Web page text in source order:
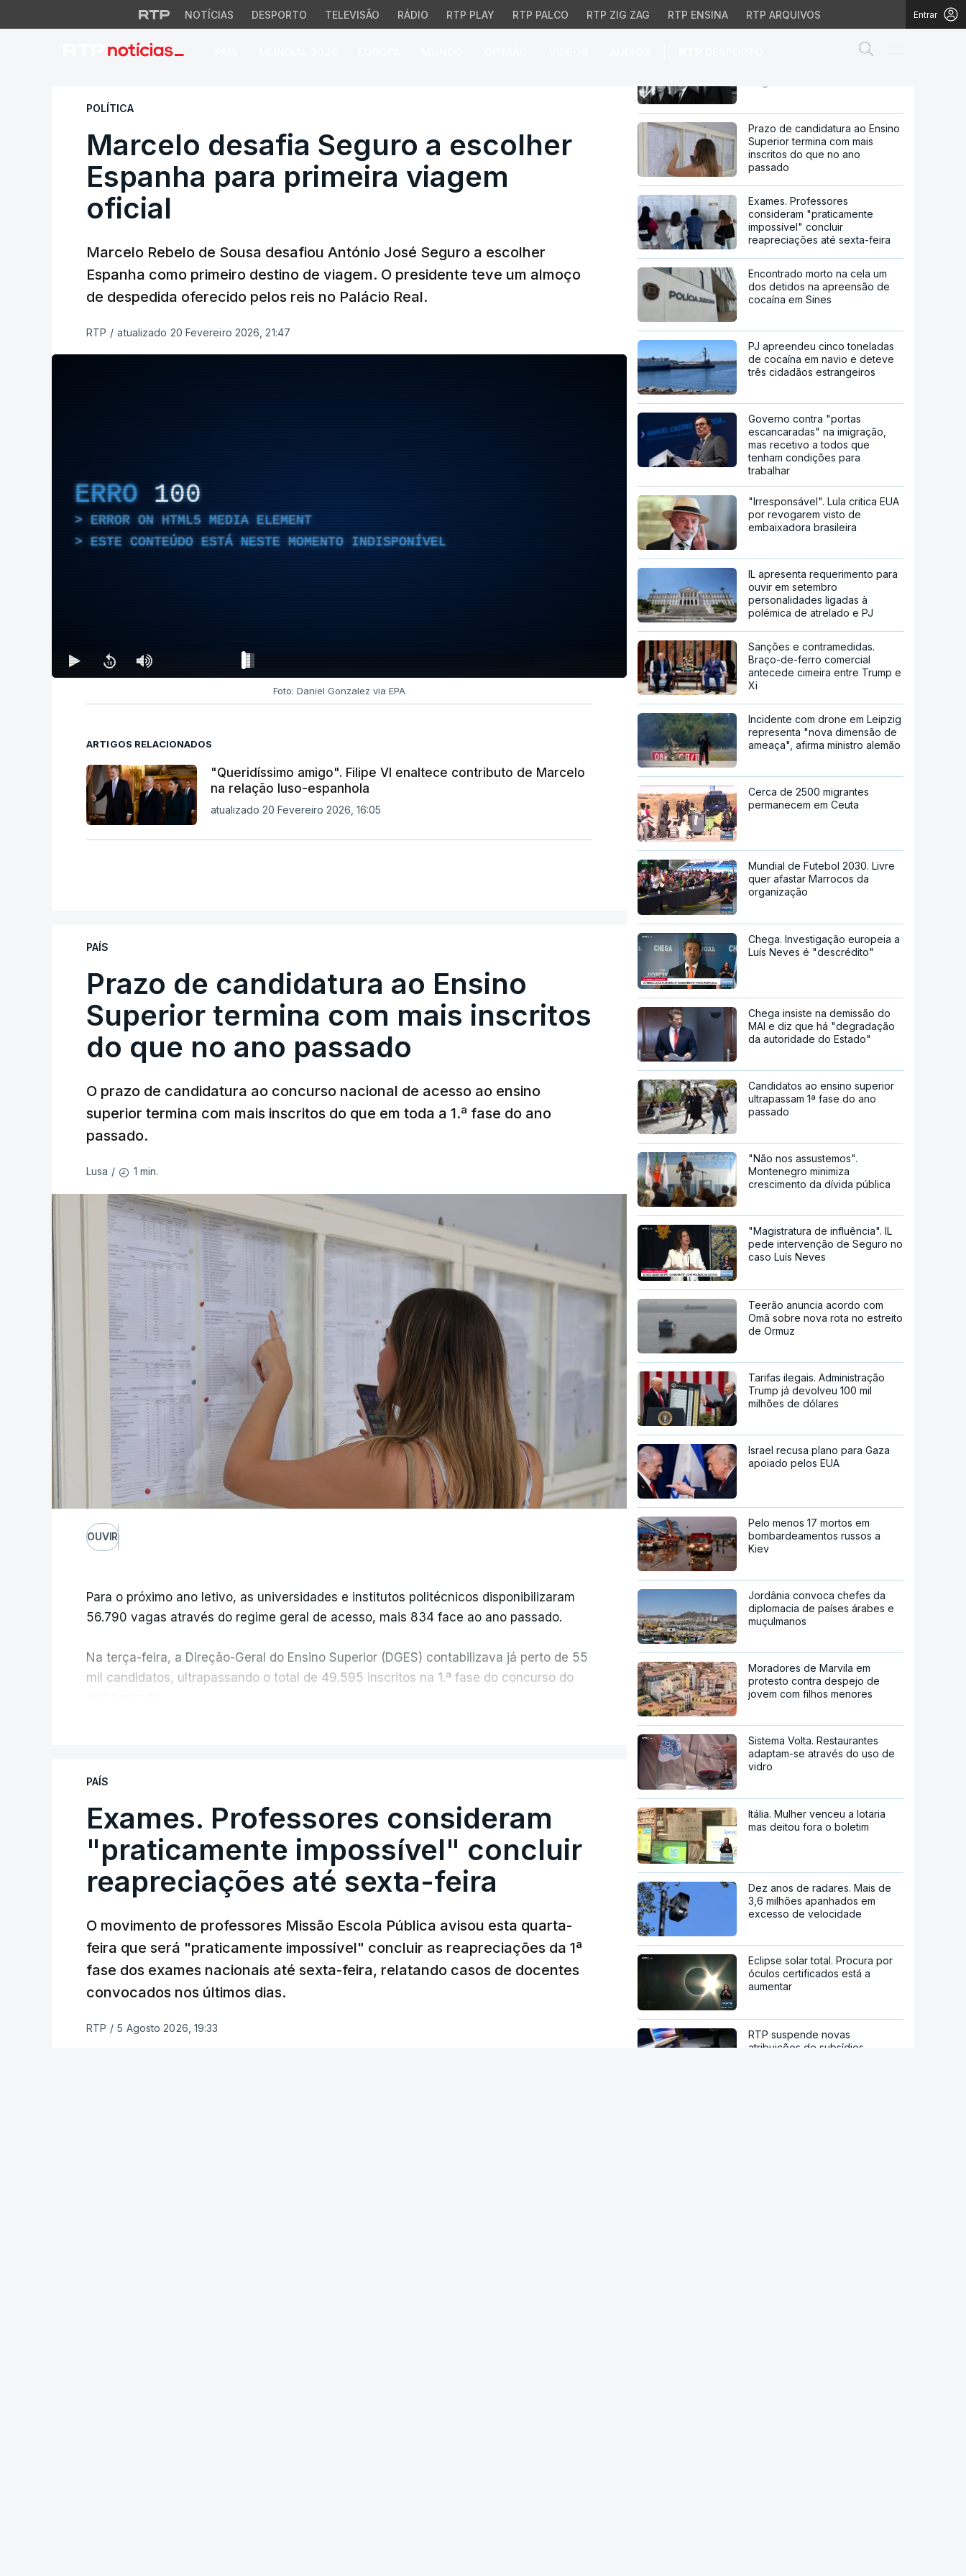
NOTÍCIAS DESPORTO TELEVISÃO RÁDIO RTP PLAY RTP PALCO RTP ZIG ZAG RTP ENSINA RTP ARQUIVOS Entrar
Marcelo desafia Seguro a escolher Espanha para primeira
POLÍTICA
Marcelo desafia Seguro a escolher
Espanha para primeira viagem
oficial
Marcelo Rebelo de Sousa desafiou António José Seguro a escolher
Espanha como primeiro destino de viagem. O presidente teve um almoço
de despedida oferecido pelos reis no Palácio Real.
RTP / atualizado 20 Fevereiro 2026, 21:47
ERRO 100
ERROR ON HTML5 MEDIA ELEMENT
ESTE CONTEÚDO ESTÁ NESTE MOMENTO INDISPONÍVEL
Foto: Daniel Gonzalez via EPA
ARTIGOS RELACIONADOS
"Queridíssimo amigo". Filipe VI enaltece contributo de Marcelo
na relação luso-espanhola
atualizado 20 Fevereiro 2026, 16:05
PAÍS
Prazo de candidatura ao Ensino
Superior termina com mais inscritos
do que no ano passado
O prazo de candidatura ao concurso nacional de acesso ao ensino
superior termina com mais inscritos do que em toda a 1.ª fase do ano
passado.
Lusa / 1 min.
OUVIR
Para o próximo ano letivo, as universidades e institutos politécnicos disponibilizaram
56.790 vagas através do regime geral de acesso, mais 834 face ao ano passado.
Na terça-feira, a Direção-Geral do Ensino Superior (DGES) contabilizava já perto de 55
mil candidatos, ultrapassando o total de 49.595 inscritos na 1.ª fase do concurso do
ano passado.
Pela primeira vez este ano, quase 300 mil exames nacionais do ensino secundário
foram avaliados em formato digital, mas o processo registou várias falhas técnicas,
obrigando ao adiamento por alguns dias da divulgação das notas.
PAÍS
Exames. Professores consideram
"praticamente impossível" concluir
reapreciações até sexta-feira
O movimento de professores Missão Escola Pública avisou esta quarta-
feira que será "praticamente impossível" concluir as reapreciações da 1ª
fase dos exames nacionais até sexta-feira, relatando casos de docentes
convocados nos últimos dias.
RTP / 5 Agosto 2026, 19:33
Marcelo desafia Seguro a
Prazo de candidatura ao Ensino
Superior termina com mais
inscritos do que no ano
passado
Exames. Professores
consideram "praticamente
impossível" concluir
reapreciações até sexta-feira
Encontrado morto na cela um
dos detidos na apreensão de
cocaína em Sines
PJ apreendeu cinco toneladas
de cocaína em navio e deteve
três cidadãos estrangeiros
Governo contra "portas
escancaradas" na imigração,
mas recetivo a todos que
tenham condições para
trabalhar
"Irresponsável". Lula critica EUA
por revogarem visto de
embaixadora brasileira
IL apresenta requerimento para
ouvir em setembro
personalidades ligadas à
polémica de atrelado e PJ
Sanções e contramedidas.
Braço-de-ferro comercial
antecede cimeira entre Trump e
Xi
Incidente com drone em Leipzig
representa "nova dimensão de
ameaça", afirma ministro alemão
Cerca de 2500 migrantes
permanecem em Ceuta
Mundial de Futebol 2030. Livre
quer afastar Marrocos da
organização
Chega. Investigação europeia a
Luís Neves é "descrédito"
Chega insiste na demissão do
MAI e diz que há "degradação
da autoridade do Estado"
Candidatos ao ensino superior
ultrapassam 1ª fase do ano
passado
"Não nos assustemos".
Montenegro minimiza
crescimento da dívida pública
"Magistratura de influência". IL
pede intervenção de Seguro no
caso Luís Neves
Teerão anuncia acordo com
Omã sobre nova rota no estreito
de Ormuz
Tarifas ilegais. Administração
Trump já devolveu 100 mil
milhões de dólares
Israel recusa plano para Gaza
apoiado pelos EUA
Pelo menos 17 mortos em
bombardeamentos russos a
Kiev
Jordânia convoca chefes da
diplomacia de países árabes e
muçulmanos
Moradores de Marvila em
protesto contra despejo de
jovem com filhos menores
Sistema Volta. Restaurantes
adaptam-se através do uso de
vidro
Itália. Mulher venceu a lotaria
mas deitou fora o boletim
Dez anos de radares. Mais de
3,6 milhões apanhados em
excesso de velocidade
Eclipse solar total. Procura por
óculos certificados está a
aumentar
RTP suspende novas
atribuições de subsídios